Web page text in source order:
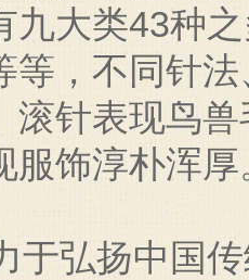
九大类43种
等，不同针
滚针表现鸟
服饰淳朴浑厚
弘扬中国